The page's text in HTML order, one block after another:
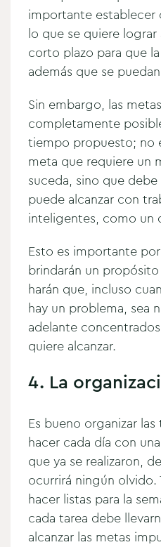
importante establecer
lo que se quiere
corto plazo para que
además que se
Sin embargo, las
completamente
tiempo propuesto; no
meta que requiere un
suceda, sino que
puede alcanzar con
inteligentes, como un
Esto es importante
brindarán un
harán que, incluso
hay un problema, sea
adelante
quiere alcanzar.
4. La
Es bueno organizar
hacer cada día con
que ya se realizaron,
ocurrirá ningún olvido.
hacer listas para la
cada tarea debe
alcanzar las metas